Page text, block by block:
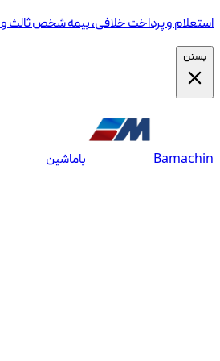
استعلام و پرداخت خلافی، بیمه شخص ثالث و
بستن
Bamachin باماشین